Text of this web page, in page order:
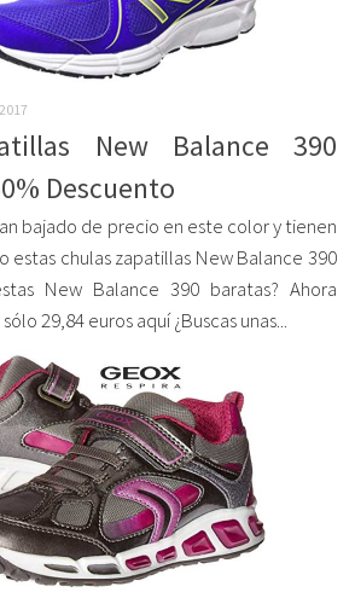
New Balance 390
Descuento
bajado de precio en este color y tienen
estas chulas zapatillas New Balance 390
New Balance 390 baratas? Ahora
29,84 euros aquí ¿Buscas unas...